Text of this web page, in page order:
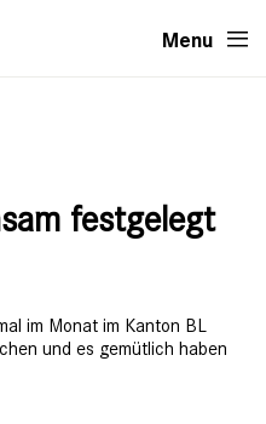
Menu
festgelegt
im Monat im Kanton BL
und es gemütlich haben